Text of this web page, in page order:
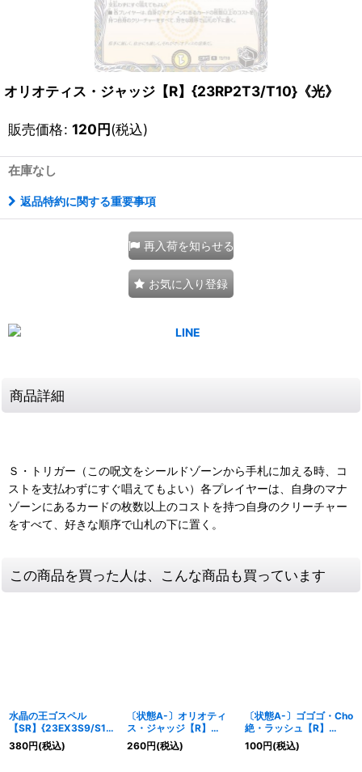
オリオティス・ジャッジ【R】{23RP2T3/T10}《光》
販売価格: 120円(税込)
在庫なし
返品特約に関する重要事項
再入荷を知らせる
お気に入り登録
商品詳細
Ｓ・トリガー（この呪文をシールドゾーンから手札に加える時、コ
ストを支払わずにすぐ唱えてもよい）各プレイヤーは、自身のマナ
ゾーンにあるカードの枚数以上のコストを持つ自身のクリーチャー
をすべて、好きな順序で山札の下に置く。
この商品を買った人は、こんな商品も買っています
水晶の王ゴスペル
【SR】{23EX3S9/S10}
《多》
380円(税込)
〔状態A-〕オリオティ
ス・ジャッジ【R】
{23RP2TF3/TF10}
《光》
260円(税込)
〔状態A-〕ゴゴゴ・Cho
絶・ラッシュ【R】
{EX17超34/超40}
《火》
100円(税込)